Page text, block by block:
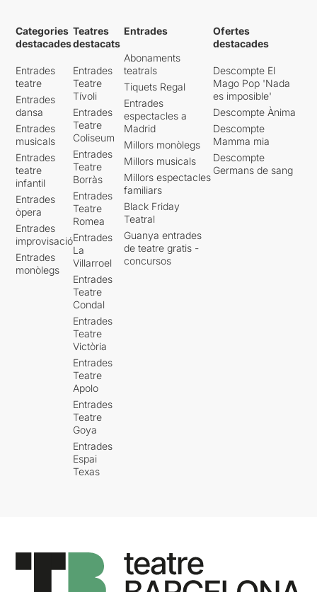
Categories
destacades
Entrades
teatre
Entrades
dansa
Entrades
musicals
Entrades
teatre
infantil
Entrades
òpera
Entrades
improvisació
Entrades
monòlegs
Teatres
destacats
Entrades
Teatre
Tívoli
Entrades
Teatre
Coliseum
Entrades
Teatre
Borràs
Entrades
Teatre
Romea
Entrades
La
Villarroel
Entrades
Teatre
Condal
Entrades
Teatre
Victòria
Entrades
Teatre
Apolo
Entrades
Teatre
Goya
Entrades
Espai
Texas
Entrades
Abonaments
teatrals
Tiquets Regal
Entrades
espectacles a
Madrid
Millors monòlegs
Millors musicals
Millors espectacles
familiars
Black Friday
Teatral
Guanya entrades
de teatre gratis -
concursos
Ofertes
destacades
Descompte El
Mago Pop 'Nada
es imposible'
Descompte Ànima
Descompte
Mamma mia
Descompte
Germans de sang